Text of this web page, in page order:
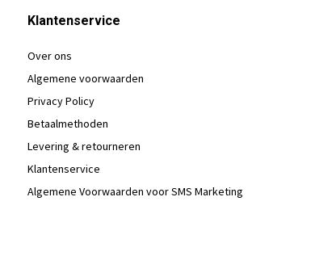
Klantenservice
Over ons
Algemene voorwaarden
Privacy Policy
Betaalmethoden
Levering & retourneren
Klantenservice
Algemene Voorwaarden voor SMS Marketing